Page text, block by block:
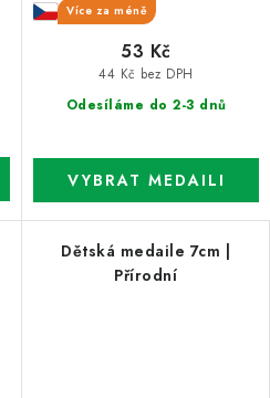
Více za méně
Odesíláme do 2-3 dnů
44 Kč bez DPH
53 Kč
Dětská medaile 7cm |
Přírodní